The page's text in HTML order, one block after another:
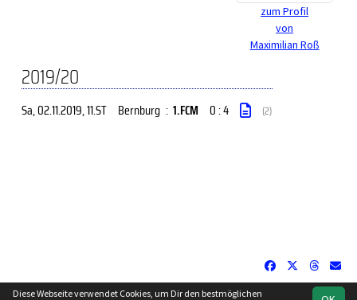
zum Profil
von
Maximilian Roß
2019/20
Sa, 02.11.2019, 11.ST Bernburg : 1.FCM 0 : 4 (2)
Diese Webseite verwendet Cookies, um Dir den bestmöglichen